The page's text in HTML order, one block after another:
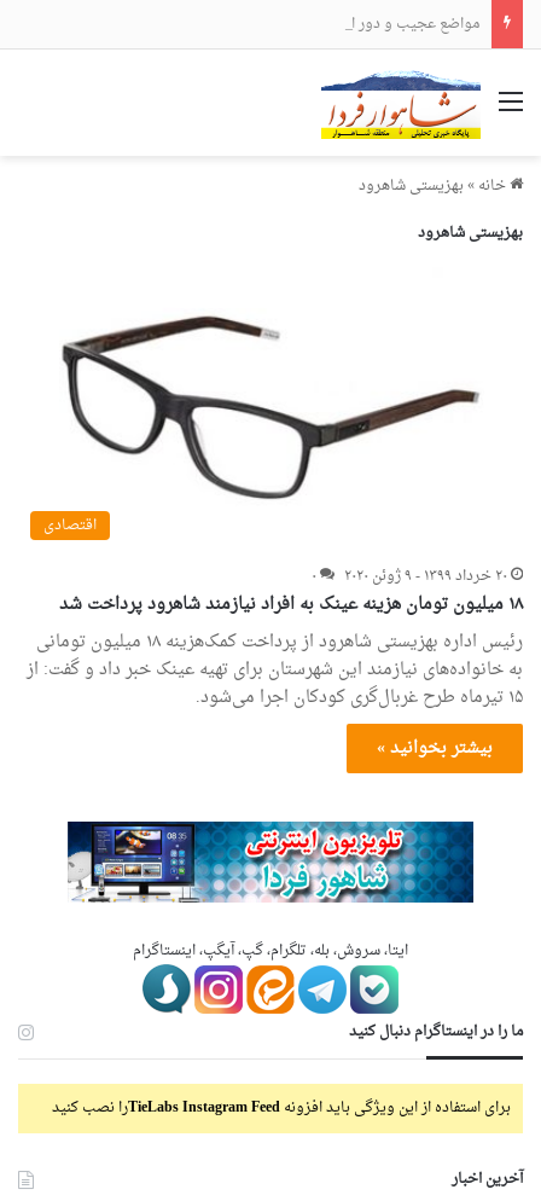
مواضع عجیب و دور از انتظار علی لاریجانی
منو
خانه»بهزیستی شاهرود
بهزیستی شاهرود
اقتصادی
۲۰ خرداد ۱۳۹۹ - ۹ ژوئن ۲۰۲۰
۰
۱۸ میلیون تومان هزینه عینک به افراد نیازمند شاهرود پرداخت شد
رئیس اداره بهزیستی شاهرود از پرداخت کمک‌هزینه ۱۸ میلیون تومانی
به خانواده‌های نیازمند این شهرستان برای تهیه عینک خبر داد و گفت: از
۱۵ تیرماه طرح غربال‌گری کودکان اجرا می‌شود.
بیشتر بخوانید »
ایتا، سروش، بله، تلگرام، گپ، آیگپ، اینستاگرام
ما را در اینستاگرام دنبال کنید
برای استفاده از این ویژگی باید افزونهTieLabs Instagram Feedرا نصب کنید
آخرین اخبار